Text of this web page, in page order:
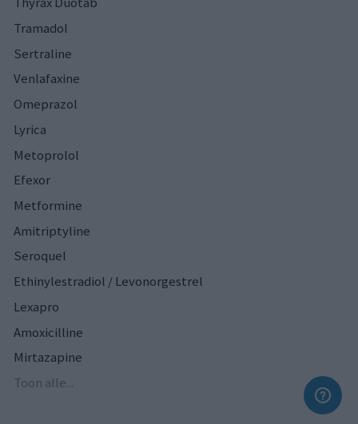
Tramadol
Sertraline
Venlafaxine
Omeprazol
Lyrica
Metoprolol
Efexor
Metformine
Amitriptyline
Seroquel
Ethinylestradiol / Levonorgestrel
Lexapro
Amoxicilline
Mirtazapine
Toon alle...